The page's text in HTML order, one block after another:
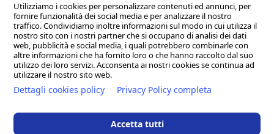
CHI SIAMO
GOBA.IT
SHOP
Utilizziamo i cookies per personalizzare contenuti ed annunci, per
fornire funzionalità dei social media e per analizzare il nostro
traffico. Condividiamo inoltre informazioni sul modo in cui utilizza il
nostro sito con i nostri partner che si occupano di analisi dei dati
web, pubblicità e social media, i quali potrebbero combinarle con
altre informazioni che ha fornito loro o che hanno raccolto dal suo
utilizzo dei loro servizi. Acconsenta ai nostri cookies se continua ad
utilizzare il nostro sito web.
Dettagli cookies policy Privacy Policy completa
Accetta tutti